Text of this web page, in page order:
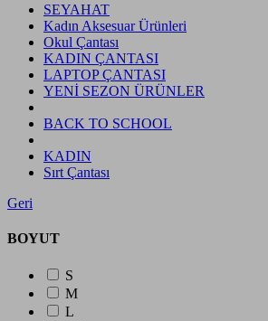
SEYAHAT
Kadın Aksesuar Ürünleri
Okul Çantası
KADIN ÇANTASI
LAPTOP ÇANTASI
YENİ SEZON ÜRÜNLER
BACK TO SCHOOL
KADIN
Sırt Çantası
Geri
BOYUT
S
M
L